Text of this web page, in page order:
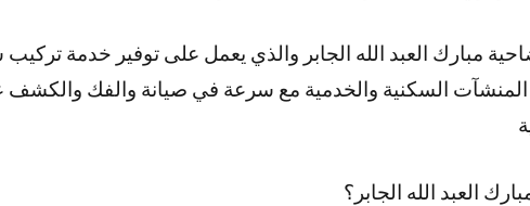
مبارك العبد الله الجابر والذي يعمل على توفير خدمة تركيب
المنشآت السكنية والخدمية مع سرعة في صيانة والفك والكشف
العبد الله الجابر؟